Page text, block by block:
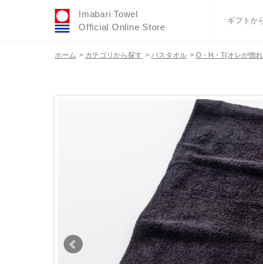
Imabari Towel
Official Online Store
ギフトか
ウェディング
タオルハンカチ
バスグッズ
ホーム > カテゴリから探す > バスタオル > O・H・T(オレが惚